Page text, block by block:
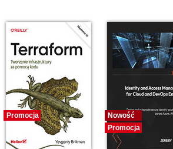
Promocja
Nowość
Promocja